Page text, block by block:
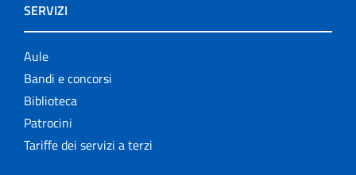
SERVIZI
Aule
Bandi e concorsi
Biblioteca
Patrocini
Tariffe dei servizi a terzi